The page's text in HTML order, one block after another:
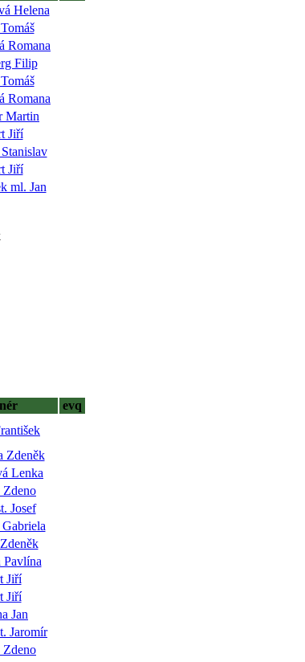
Helena
Romana
Filip
Romana
Martin
Jiří
Jiří
ml. Jan
evq
Zdeněk
Lenka
Josef
Pavlína
Jiří
Jiří
Jan
Jaromír